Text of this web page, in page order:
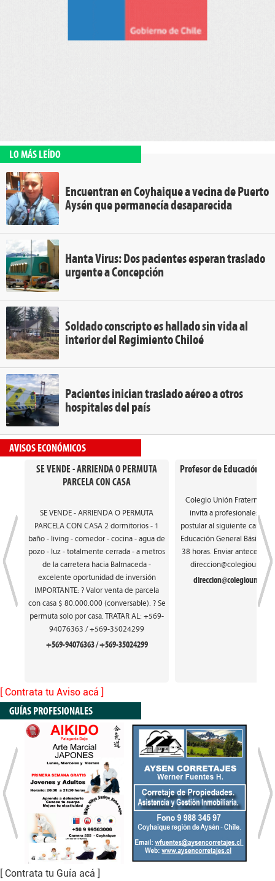
LO MÁS LEÍDO
Encuentran en Coyhaique a vecina de Puerto
Aysén que permanecía desaparecida
Hanta Virus: Dos pacientes esperan traslado
urgente a Concepción
Soldado conscripto es hallado sin vida al
interior del Regimiento Chiloé
Pacientes inician traslado aéreo a otros
hospitales del país
AVISOS ECONÓMICOS
SE VENDE - ARRIENDA O PERMUTA
PARCELA CON CASA
SE VENDE - ARRIENDA O PERMUTA
PARCELA CON CASA 2 dormitorios - 1
baño - living - comedor - cocina - agua de
pozo - luz - totalmente cerrada - a metros
de la carretera hacia Balmaceda -
excelente oportunidad de inversión
IMPORTANTE: ? Valor venta de parcela
con casa $ 80.000.000 (conversable). ? Se
permuta solo por casa. TRATAR AL: +569-
94076363 / +569-35024299
+569-94076363 / +569-35024299
Profesor de Educación
Colegio Unión Fraterna de
invita a profesionales
postular al siguiente cargo:
Educación General Básica.
38 horas. Enviar
[ Contrata tu Aviso acá ]
GUÍAS PROFESIONALES
[ Contrata tu Guía acá ]